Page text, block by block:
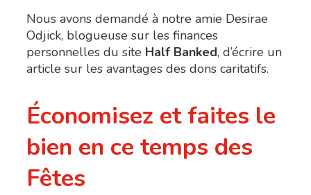
Nous avons demandé à notre amie Desirae
Odjick, blogueuse sur les finances
personnelles du site Half Banked, d’écrire un
article sur les avantages des dons caritatifs.
Économisez et faites le
bien en ce temps des
Fêtes